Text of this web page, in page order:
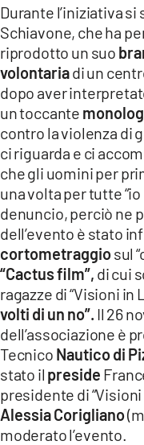
Durante l’iniziativa
Schiavone, che ha
riprodotto un suo
volontariadi un
dopo aver
un toccante
contro la violenza di
ci riguarda e ci
che gli uomini per
una volta per tutte
denuncio, perciò ne
dell’evento è stato
cortometraggiosul
“Cactus film”, di cui
ragazze di “Visioni in
volti di un no”. Il 26
dell’associazione è
Tecnico Nautico di
stato il preside
presidente di “Visioni
Alessia Corigliano
moderato l’evento.